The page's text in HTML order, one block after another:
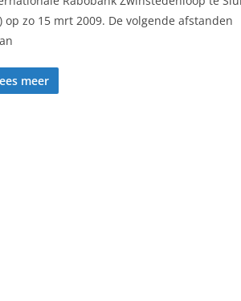
op zo 15 mrt 2009. De volgende afstanden
meer